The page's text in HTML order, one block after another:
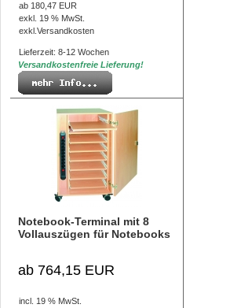
ab 180,47 EUR
exkl. 19 % MwSt.
exkl. Versandkosten
Lieferzeit: 8-12 Wochen
Versandkostenfreie Lieferung!
Notebook-Terminal mit 8
Vollauszügen für Notebooks
ab 764,15 EUR
incl. 19 % MwSt.